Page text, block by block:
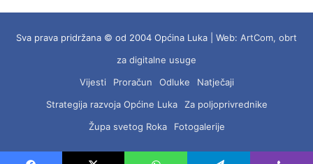
Sva prava pridržana © od 2004 Općina Luka | Web: ArtCom, obrt
za digitalne usuge
Vijesti
Proračun Odluke
Natječaji
Strategija razvoja Općine Luka
Za poljoprivrednike
Župa svetog Roka
Fotogalerije